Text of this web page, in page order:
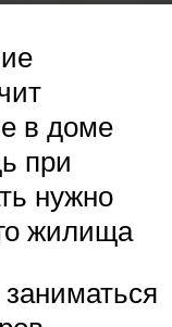
в доме
при
нужно
жилища